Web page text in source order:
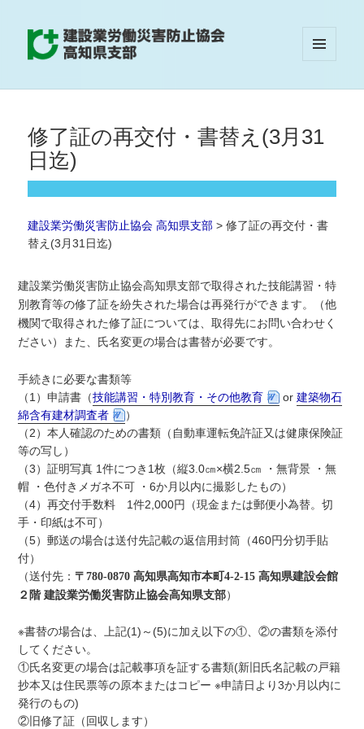
修了証の再交付・書替え(3月31
日迄)
建設業労働災害防止協会 高知県支部 >修了証の再交付・書
替え(3月31日迄)
建設業労働災害防止協会高知県支部で取得された技能講習・特
別教育等の修了証を紛失された場合は再発行ができます。（他
機関で取得された修了証については、取得先にお問い合わせく
ださい）また、氏名変更の場合は書替が必要です。
手続きに必要な書類等
（1）申請書（技能講習・特別教育・その他教育 or建築物石
綿含有建材調査者
）
（2）本人確認のための書類（自動車運転免許証又は健康保険証
等の写し）
（3）証明写真 1件につき1枚（縦3.0㎝×横2.5㎝ ・無背景 ・無
帽 ・色付きメガネ不可 ・6か月以内に撮影したもの）
（4）再交付手数料 1件2,000円（現金または郵便小為替。切
手・印紙は不可）
（5）郵送の場合は送付先記載の返信用封筒（460円分切手貼
付）
（送付先： 〒780-0870 高知県高知市本町4-2-15 高知県建設会館
２階 建設業労働災害防止協会高知県支部）
※書替の場合は、上記(1)～(5)に加え以下の①、②の書類を添付
してください。
①氏名変更の場合は記載事項を証する書類(新旧氏名記載の戸籍
抄本又は住民票等の原本またはコピー ※申請日より3か月以内に
発行のもの)
②旧修了証（回収します）